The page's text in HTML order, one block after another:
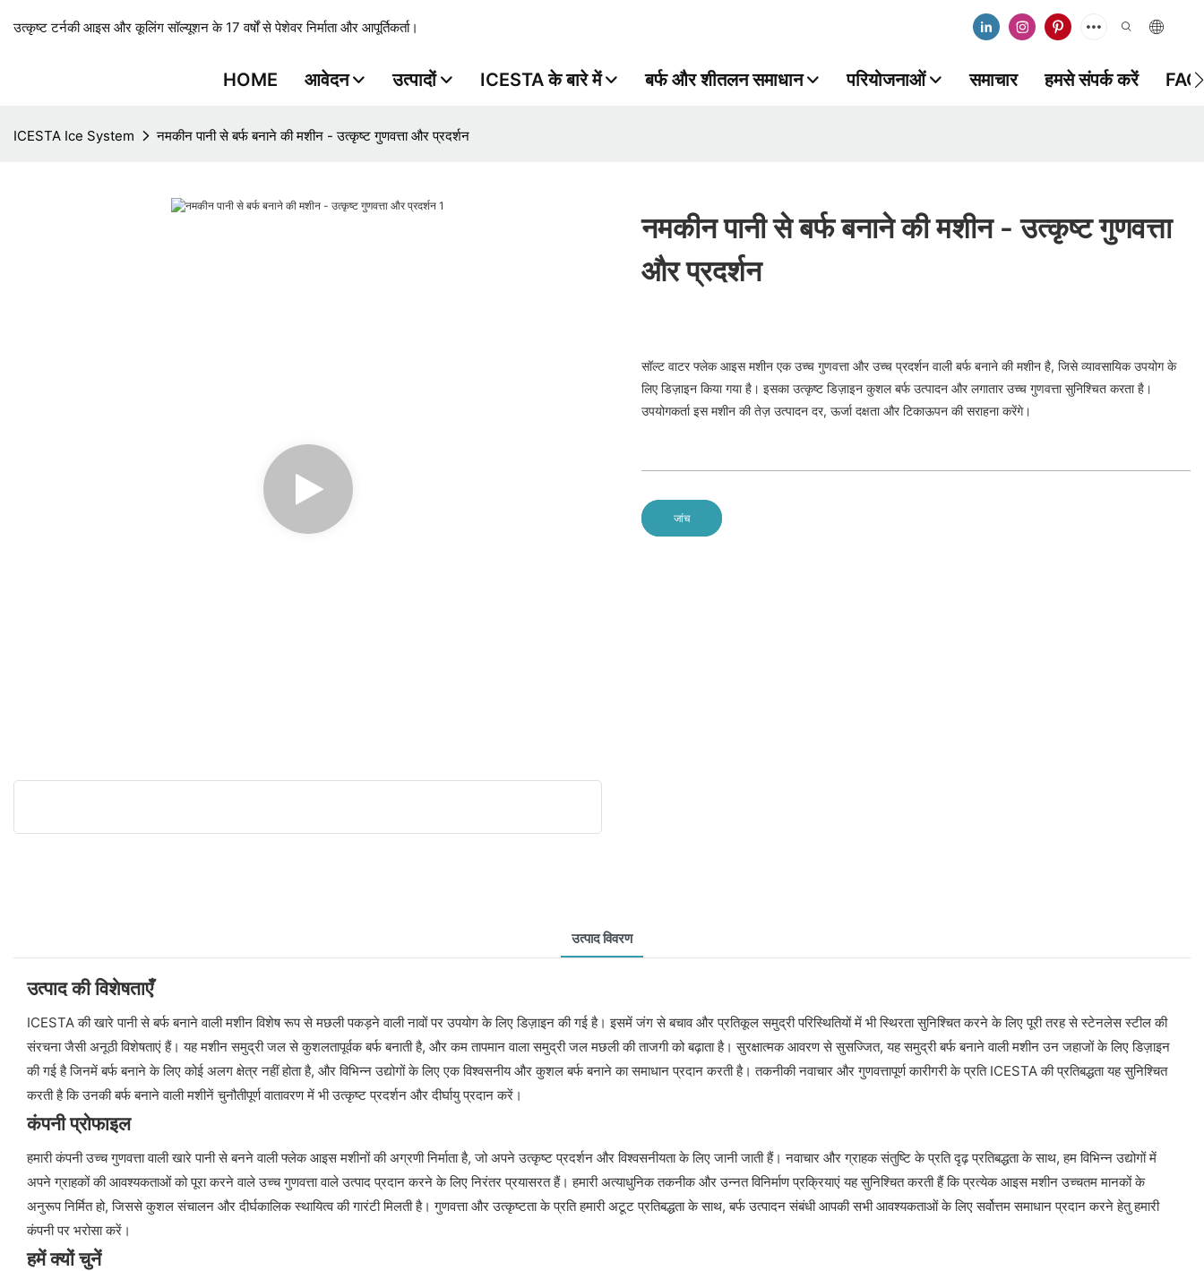
उत्कृष्ट टर्नकी आइस और कूलिंग सॉल्यूशन के 17 वर्षों से पेशेवर निर्माता और आपूर्तिकर्ता।
HOME आवेदन उत्पादों ICESTA के बारे में बर्फ और शीतलन समाधान परियोजनाओं समाचार हमसे संपर्क करें FAQ
ICESTA Ice System नमकीन पानी से बर्फ बनाने की मशीन - उत्कृष्ट गुणवत्ता और प्रदर्शन
नमकीन पानी से बर्फ बनाने की मशीन - उत्कृष्ट गुणवत्ता
और प्रदर्शन
सॉल्ट वाटर फ्लेक आइस मशीन एक उच्च गुणवत्ता और उच्च प्रदर्शन वाली बर्फ बनाने की मशीन है, जिसे व्यावसायिक उपयोग के
लिए डिज़ाइन किया गया है। इसका उत्कृष्ट डिज़ाइन कुशल बर्फ उत्पादन और लगातार उच्च गुणवत्ता सुनिश्चित करता है।
उपयोगकर्ता इस मशीन की तेज़ उत्पादन दर, ऊर्जा दक्षता और टिकाऊपन की सराहना करेंगे।
जांच
उत्पाद विवरण
उत्पाद की विशेषताएँ
ICESTA की खारे पानी से बर्फ बनाने वाली मशीन विशेष रूप से मछली पकड़ने वाली नावों पर उपयोग के लिए डिज़ाइन की गई है। इसमें जंग से बचाव और प्रतिकूल समुद्री परिस्थितियों में भी स्थिरता सुनिश्चित करने के लिए पूरी तरह से स्टेनलेस स्टील की
संरचना जैसी अनूठी विशेषताएं हैं। यह मशीन समुद्री जल से कुशलतापूर्वक बर्फ बनाती है, और कम तापमान वाला समुद्री जल मछली की ताजगी को बढ़ाता है। सुरक्षात्मक आवरण से सुसज्जित, यह समुद्री बर्फ बनाने वाली मशीन उन जहाजों के लिए डिज़ाइन
की गई है जिनमें बर्फ बनाने के लिए कोई अलग क्षेत्र नहीं होता है, और विभिन्न उद्योगों के लिए एक विश्वसनीय और कुशल बर्फ बनाने का समाधान प्रदान करती है। तकनीकी नवाचार और गुणवत्तापूर्ण कारीगरी के प्रति ICESTA की प्रतिबद्धता यह सुनिश्चित
करती है कि उनकी बर्फ बनाने वाली मशीनें चुनौतीपूर्ण वातावरण में भी उत्कृष्ट प्रदर्शन और दीर्घायु प्रदान करें।
कंपनी प्रोफाइल
हमारी कंपनी उच्च गुणवत्ता वाली खारे पानी से बनने वाली फ्लेक आइस मशीनों की अग्रणी निर्माता है, जो अपने उत्कृष्ट प्रदर्शन और विश्वसनीयता के लिए जानी जाती हैं। नवाचार और ग्राहक संतुष्टि के प्रति दृढ़ प्रतिबद्धता के साथ, हम विभिन्न उद्योगों में
अपने ग्राहकों की आवश्यकताओं को पूरा करने वाले उच्च गुणवत्ता वाले उत्पाद प्रदान करने के लिए निरंतर प्रयासरत हैं। हमारी अत्याधुनिक तकनीक और उन्नत विनिर्माण प्रक्रियाएं यह सुनिश्चित करती हैं कि प्रत्येक आइस मशीन उच्चतम मानकों के
अनुरूप निर्मित हो, जिससे कुशल संचालन और दीर्घकालिक स्थायित्व की गारंटी मिलती है। गुणवत्ता और उत्कृष्टता के प्रति हमारी अटूट प्रतिबद्धता के साथ, बर्फ उत्पादन संबंधी आपकी सभी आवश्यकताओं के लिए सर्वोत्तम समाधान प्रदान करने हेतु हमारी
कंपनी पर भरोसा करें।
हमें क्यों चुनें